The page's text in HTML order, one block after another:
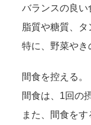
バランスの良い
脂質や糖質、
特に、野菜やき
間食を控える。
間食は、1回の
また、間食を